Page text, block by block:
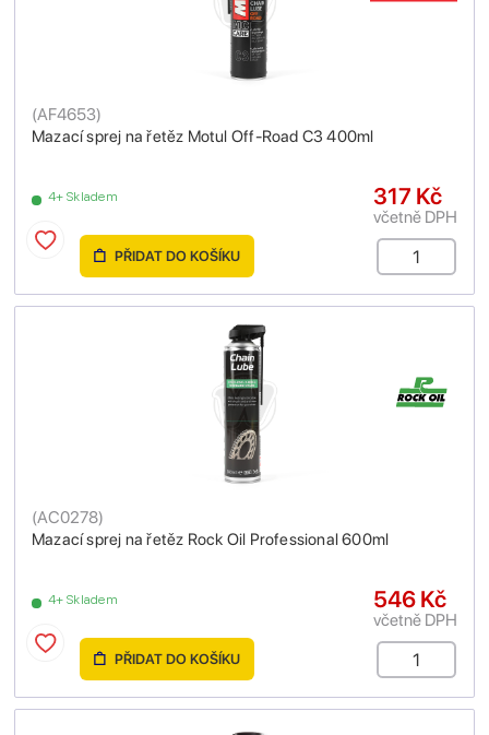
Mazací sprej na řetěz Motul Off-Road C3 400ml
(AF4653)
4+ Skladem 317 Kč
včetně DPH
PŘIDAT DO KOŠÍKU
Mazací sprej na řetěz Rock Oil Professional 600ml
(AC0278)
4+ Skladem 546 Kč
včetně DPH
PŘIDAT DO KOŠÍKU